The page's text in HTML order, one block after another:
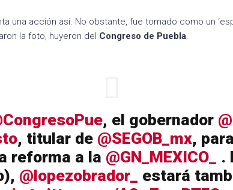
una acción así. No obstante, fue tomado como un
la foto, huyeron del Congreso de Puebla.
, el gobernador
, titular de @SEGOB_mx,
reforma a la @GN_MEXICO_ .
@lopezobrador_ estará